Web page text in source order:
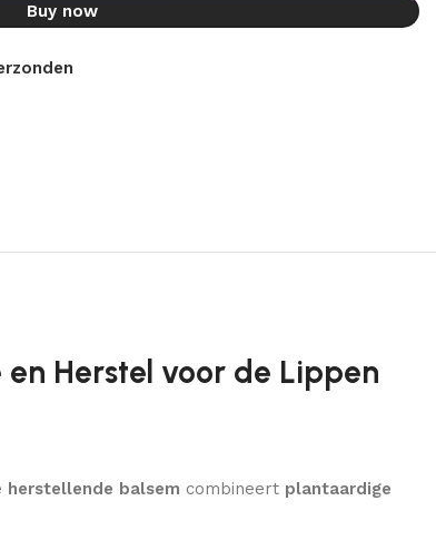
Buy now
Herstel voor de Lippen
herstellende balsem combineert plantaardige